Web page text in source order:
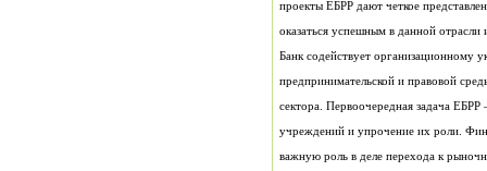
оказаться успешным в данной отрасли